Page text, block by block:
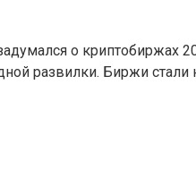
о криптобиржах
развилки. Биржи